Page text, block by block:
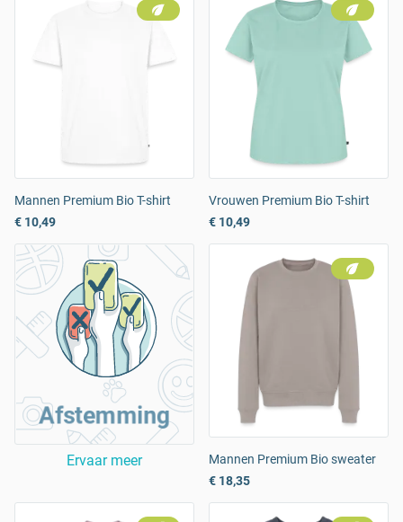
Mannen Premium Bio T-shirt
€ 10,49
Vrouwen Premium Bio T-shirt
€ 10,49
Afstemming
Ervaar meer
Mannen Premium Bio sweater
€ 18,35